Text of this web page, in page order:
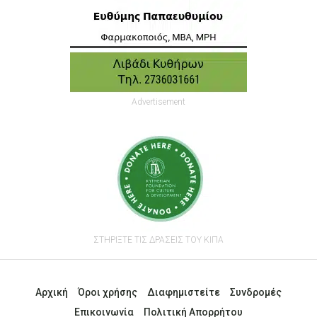
Advertisement
ΣΤΗΡΙΞΤΕ ΤΙΣ ΔΡΑΣΕΙΣ ΤΟΥ ΚΙΠΑ
Αρχική Όροι χρήσης Διαφημιστείτε
Συνδρομές
Επικοινωνία
Πολιτική Απορρήτου